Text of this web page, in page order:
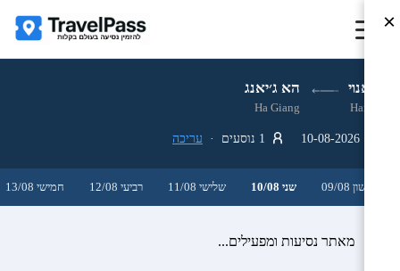
האנוי הא ג׳יאנג
Hanoi
Ha Giang
עריכה
ראשון 09/08 שני 10/08 שלישי 11/08 רביעי 12/08 חמישי 13/08
מאתר נסיעות ומפעילים...
×